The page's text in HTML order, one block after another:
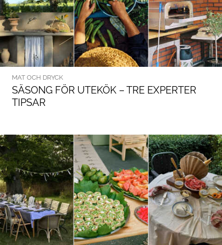
MAT OCH DRYCK
SÄSONG FÖR UTEKÖK – TRE EXPERTER
TIPSAR